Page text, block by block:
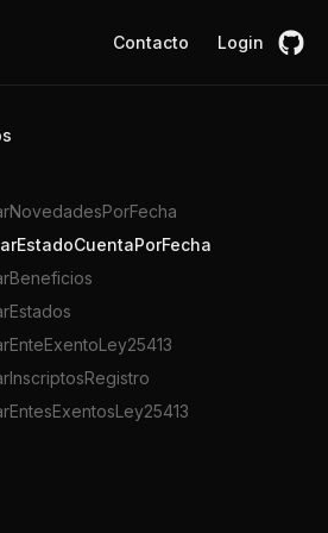
Contacto Login